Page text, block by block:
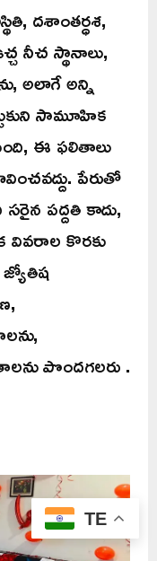
దశాంతర్ధశ,
నీచ స్థానాలు,
అలాగే అన్ని
సామూహిక
ఈ ఫలితాలు
పేరుతో
పద్దతి కాదు,
వివరాల కొరకు
జ్యోతిష
పొందగలరు .
TE